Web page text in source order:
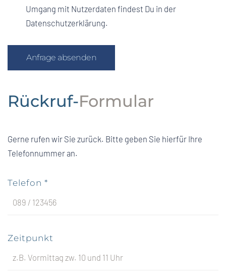
Umgang mit Nutzerdaten findest Du in der
Datenschutzerklärung.
Anfrage absenden
Rückruf-Formular
Gerne rufen wir Sie zurück. Bitte geben Sie hierfür Ihre
Telefonnummer an.
Telefon *
Zeitpunkt